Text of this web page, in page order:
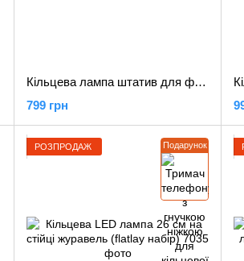
Кільцева лампа штатив для флетів 26см Flat Lay Led Ring 26
799 грн
Подарунок
РОЗПРОДАЖ